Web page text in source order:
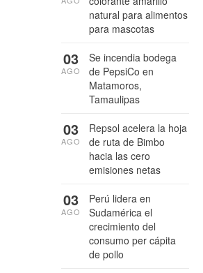
natural para alimentos
para mascotas
Se incendia bodega
de PepsiCo en
Matamoros,
Tamaulipas
03
AGO
Repsol acelera la hoja
de ruta de Bimbo
hacia las cero
emisiones netas
03
AGO
Perú lidera en
Sudamérica el
crecimiento del
consumo per cápita
de pollo
03
AGO